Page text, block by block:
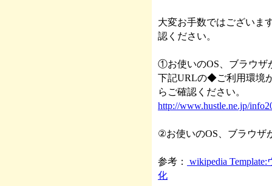
大変お手数ではございま
認ください。
①お使いのOS、ブラウザ
下記URLの◆ご利用環境
らご確認ください。
http://www.hustle.ne.jp/
②お使いのOS、ブラウザ
参考：
wikipedia
化